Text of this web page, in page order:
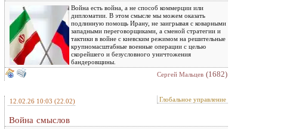
Война есть война, а не способ коммерции или
дипломатии. В этом смысле мы можем оказать
подлинную помощь Ирану, не заигрывая с коварными
западными переговорщиками, а сменой стратегии и
тактики в войне с киевским режимом на решительные
крупномасштабные военные операции с целью
скорейшего и безусловного уничтожения
бандеровщины.
Сергей Мальцев (1682)
12.02.26 10:03 (22.02) Глобальное управление
Война смыслов